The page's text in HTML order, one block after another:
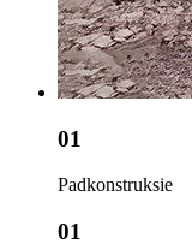
01
Padkonstruksie
01